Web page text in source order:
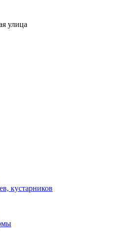
улица
кустарников